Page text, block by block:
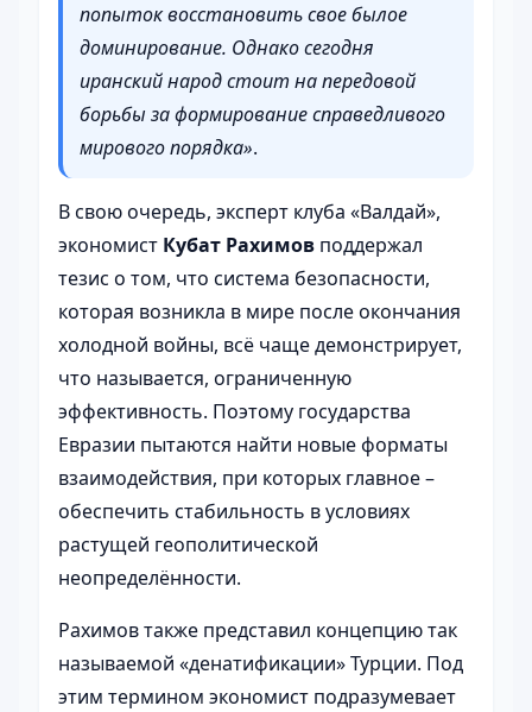
попыток восстановить свое былое
доминирование. Однако сегодня
иранский народ стоит на передовой
борьбы за формирование справедливого
мирового порядка».
В свою очередь, эксперт клуба «Валдай»,
экономист Кубат Рахимов поддержал
тезис о том, что система безопасности,
которая возникла в мире после окончания
холодной войны, всё чаще демонстрирует,
что называется, ограниченную
эффективность. Поэтому государства
Евразии пытаются найти новые форматы
взаимодействия, при которых главное –
обеспечить стабильность в условиях
растущей геополитической
неопределённости.
Рахимов также представил концепцию так
называемой «денатификации» Турции. Под
этим термином экономист подразумевает